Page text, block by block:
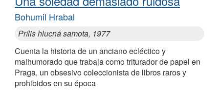
Bohumil Hrabal
Prílis hlucná samota, 1977
Cuenta la historia de un anciano ecléctico y
malhumorado que trabaja como triturador de papel en
Praga, un obsesivo coleccionista de libros raros y
prohibidos en su época